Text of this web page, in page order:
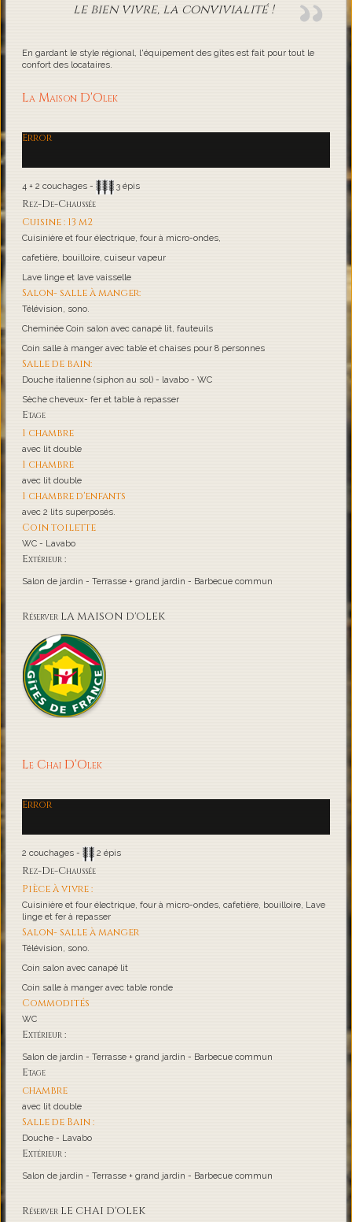
le bien vivre, la convivialité !
En gardant le style régional, l'équipement des gîtes est fait pour tout le
confort des locataires.
La Maison D'Olek
Error
4 + 2 couchages - 3 épis
Rez-De-Chaussée
Cuisine : 13 m2
Cuisinière et four électrique, four à micro-ondes,
cafetière, bouilloire, cuiseur vapeur
Lave linge et lave vaisselle
Salon- salle à manger:
Télévision, sono.
Cheminée Coin salon avec canapé lit, fauteuils
Coin salle à manger avec table et chaises pour 8 personnes
Salle de bain:
Douche italienne (siphon au sol) - lavabo - WC
Sèche cheveux- fer et table à repasser
Etage
1 chambre
avec lit double
1 chambre
avec lit double
1 chambre d'enfants
avec 2 lits superposés.
Coin toilette
WC - Lavabo
Extérieur :
Salon de jardin - Terrasse + grand jardin - Barbecue commun
Réserver LA MAISON D'OLEK
Le Chai D'Olek
Error
2 couchages - 2 épis
Rez-De-Chaussée
Pièce à vivre :
Cuisinière et four électrique, four à micro-ondes, cafetière, bouilloire, Lave
linge et fer à repasser
Salon- salle à manger
Télévision, sono.
Coin salon avec canapé lit
Coin salle à manger avec table ronde
Commodités
WC
Extérieur :
Salon de jardin - Terrasse + grand jardin - Barbecue commun
Etage
chambre
avec lit double
Salle de Bain :
Douche - Lavabo
Extérieur :
Salon de jardin - Terrasse + grand jardin - Barbecue commun
Réserver LE CHAI D'OLEK